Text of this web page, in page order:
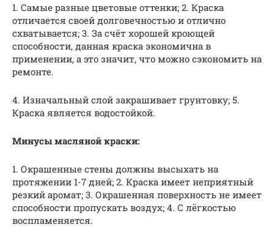
1. Самые разные цветовые оттенки; 2. Краска
отличается своей долговечностью и отлично
схватывается; 3. За счёт хорошей кроющей
способности, данная краска экономична в
применении, а это значит, что можно сэкономить на
ремонте.
4. Изначальный слой закрашивает грунтовку; 5.
Краска является водостойкой.
Минусы масляной краски:
1. Окрашенные стены должны высыхать на
протяжении 1-7 дней; 2. Краска имеет неприятный
резкий аромат; 3. Окрашенная поверхность не имеет
способности пропускать воздух; 4. С лёгкостью
воспламеняется.